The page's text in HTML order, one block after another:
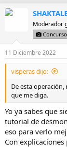
e
s
Moderador
11 Diciembre 2022
visperas dijo:
De esta
que me diga.
Yo ya sabes que
tutorial de
eso para verlo
Con